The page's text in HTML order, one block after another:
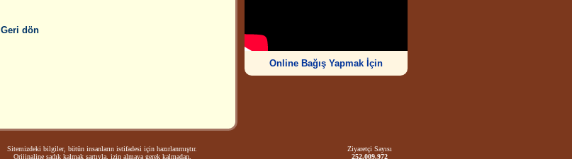
Geri dön
Online Bağış Yapmak İçin
Sitemizdeki bilgiler, bütün insanların istifadesi için hazırlanmıştır.
Orijinaline sadık kalmak şartıyla, izin almaya gerek kalmadan,
Ziyaretçi Sayısı
252.009.972